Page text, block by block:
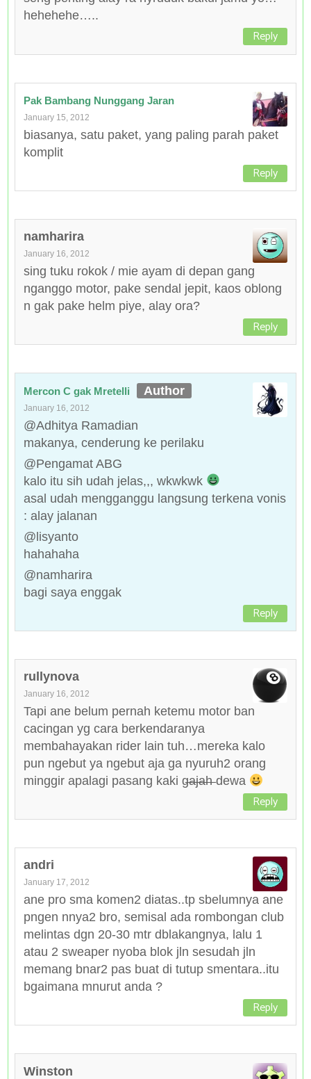
hehehehe…..
Reply
Pak Bambang Nunggang Jaran
January 15, 2012
biasanya, satu paket, yang paling parah paket
komplit
Reply
namharira
January 16, 2012
sing tuku rokok / mie ayam di depan gang
nganggo motor, pake sendal jepit, kaos oblong
n gak pake helm piye, alay ora?
Reply
Mercon C gak Mretelli
January 16, 2012
@Adhitya Ramadian
makanya, cenderung ke perilaku
@Pengamat ABG
kalo itu sih udah jelas,,, wkwkwk
asal udah mengganggu langsung terkena vonis
: alay jalanan
@lisyanto
hahahaha
@namharira
bagi saya enggak
Reply
rullynova
January 16, 2012
Tapi ane belum pernah ketemu motor ban
cacingan yg cara berkendaranya
membahayakan rider lain tuh…mereka kalo
pun ngebut ya ngebut aja ga nyuruh2 orang
minggir apalagi pasang kaki g̶a̶j̶a̶h̶ dewa
Reply
andri
January 17, 2012
ane pro sma komen2 diatas..tp sbelumnya ane
pngen nnya2 bro, semisal ada rombongan club
melintas dgn 20-30 mtr dblakangnya, lalu 1
atau 2 sweaper nyoba blok jln sesudah jln
memang bnar2 pas buat di tutup smentara..itu
bgaimana mnurut anda ?
Reply
Winston